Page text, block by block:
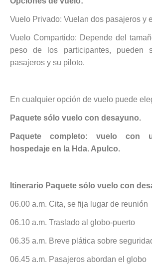
Vuelo Privado: Vuelan dos pasajeros y
Vuelo Compartido: Depende del
peso de los participantes,
pasajeros y su piloto.
En cualquier opción de vuelo puede
Paquete sólo vuelo con desayuno.
Paquete completo: vuelo con
hospedaje en la Hda. Apulco.
Itinerario Paquete sólo vuelo con
06.00 a.m. Cita, se fija lugar de reunión
06.10 a.m. Traslado al globo-puerto
06.35 a.m. Breve plática sobre
06.45 a.m. Pasajeros abordan el globo